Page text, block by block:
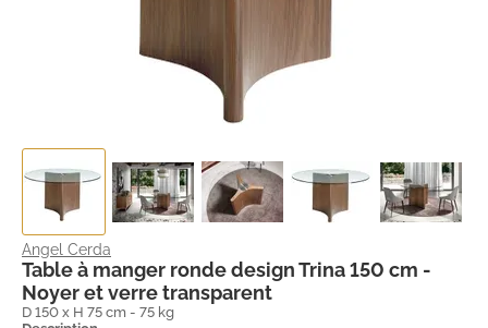
Angel Cerda
Table à manger ronde design Trina 150 cm -
Noyer et verre transparent
D 150 x H 75 cm - 75 kg